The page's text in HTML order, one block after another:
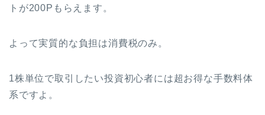
トが200Pもらえます。
よって実質的な負担は消費税のみ。
1株単位で取引したい投資初心者には超お得な手数料体
系ですよ。